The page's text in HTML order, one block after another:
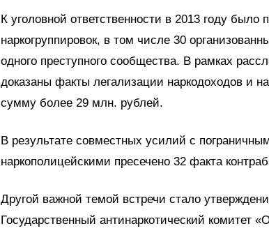
К уголовной ответственности в 2013 году было
наркогруппировок, в том числе 30
одного преступного сообщества. В рамках
доказаны факты легализации наркодоходов и
сумму более 29 млн. рублей.
В результате совместных усилий с
наркополицейскими пресечено 32 факта
Другой важной темой встречи стало
Государственный антинаркотический комитет